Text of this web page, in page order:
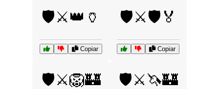
🛡️⚔️👑🏺
Copiar
🛡️⚔️🛡️🏅
Copiar
🛡️⚔️🦁🏰 🛡️⚔️🦄🏰